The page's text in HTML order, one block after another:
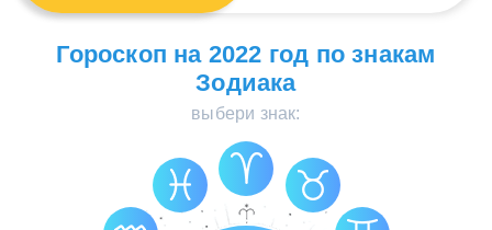
Гороскоп на 2022 год по знакам
Зодиака
выбери знак: